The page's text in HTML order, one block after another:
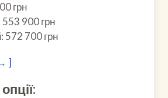
грн
553 900 грн
: 572 700 грн
]